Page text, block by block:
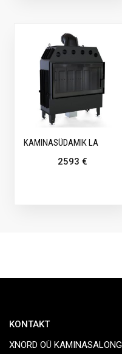
KAMINASÜDAMIK LA
2593 €
KONTAKT
XNORD OÜ KAMINASALONG